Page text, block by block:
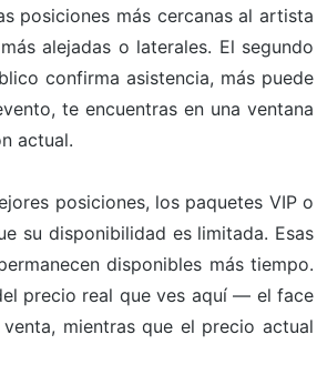
posiciones más cercanas al artista
alejadas o laterales. El segundo
confirma asistencia, más puede
te encuentras en una ventana
actual.
posiciones, los paquetes VIP o
su disponibilidad es limitada. Esas
disponibles más tiempo.
precio real que ves aquí — el face
mientras que el precio actual